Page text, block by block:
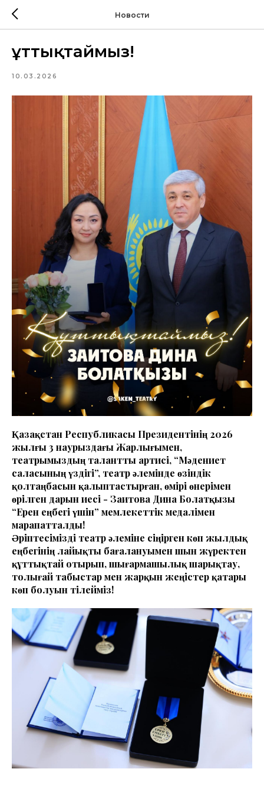
Новости
Құттықтаймыз!
10.03.2026
Қазақстан Республикасы Президентінің 2026
жылғы 3 наурыздағы Жарлығымен,
театрымыздың талантты артисі, “Мәдениет
саласының үздігі”, театр әлемінде өзіндік
қолтаңбасын қалыптастырған, өмірі өнерімен
өрілген дарын иесі - Заитова Дина Болатқызы
“Ерен еңбегі үшін” мемлекеттік медалімен
марапатталды!
Әріптесімізді театр әлеміне сіңірген көп жылдық
еңбегінің лайықты бағалануымен шын жүректен
құттықтай отырып, шығармашылық шарықтау,
толығай табыстар мен жарқын жеңістер қатары
көп болуын тілейміз!